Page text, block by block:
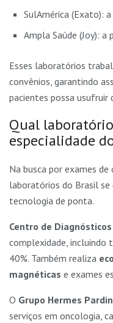
SulAmérica (Exato):
Ampla Saúde (Joy):
Esses laboratórios
convênios, garantindo
pacientes possa usufruir
Qual
especialidade
Na busca por exames
laboratórios do Brasil se
tecnologia de ponta.
Centro de
complexidade, incluindo
40%. Também realiza
magnéticas e exames
O Grupo Hermes
serviços em oncologia,